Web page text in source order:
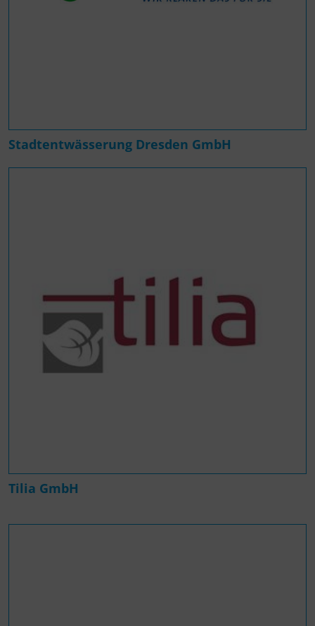
Stadtentwässerung Dresden GmbH
Tilia GmbH